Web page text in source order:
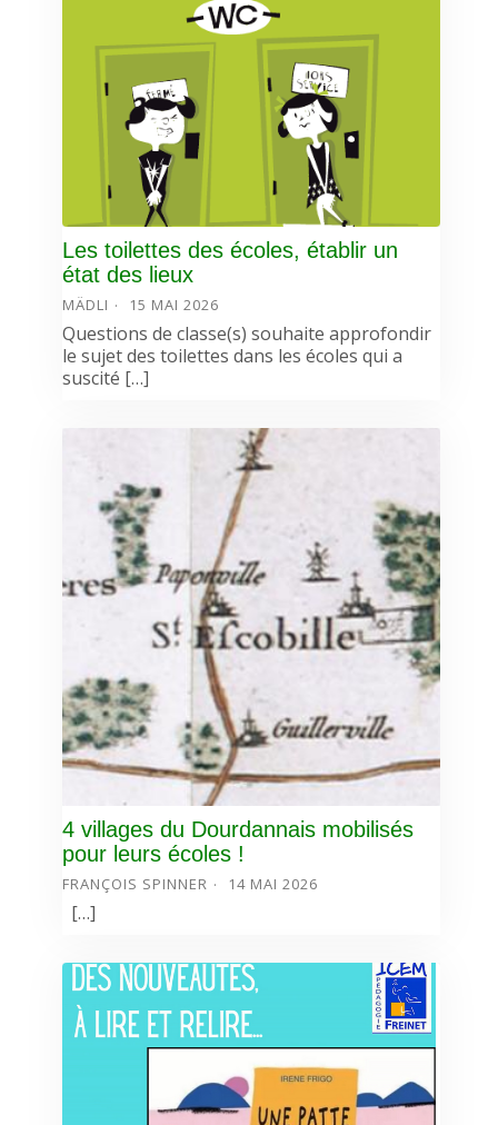
Les toilettes des écoles, établir un
état des lieux
MÄDLI 15 MAI 2026
Questions de classe(s) souhaite approfondir
le sujet des toilettes dans les écoles qui a
suscité […]
4 villages du Dourdannais mobilisés
pour leurs écoles !
FRANÇOIS SPINNER 14 MAI 2026
[…]